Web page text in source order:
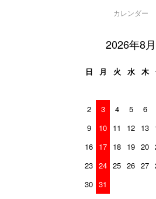
カレンダー
2026年8月
日 月 火 水 木
2
3 4 5 6
9
10 11 12 13
16 17 18 19 20
23 24 25 26 27
30 31